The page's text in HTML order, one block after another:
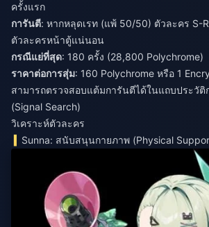
ครั้งแรก
การันตี: หากหลุดเรท (แพ้ 50/50) ตัวละคร S-
ตัวละครหน้าตู้แน่นอน
กรณีแย่ที่สุด: 180 ครั้ง (28,800 Polychrome)
ราคาต่อการสุ่ม: 160 Polychrome หรือ 1
สามารถตรวจสอบแต้มการันตีได้ในแถบประ
(Signal Search)
วิเคราะห์ตัวละคร
Sunna: สนับสนุนกายภาพ (Physical